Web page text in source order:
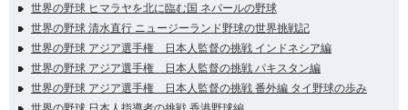
世界の野球 ヒマラヤを北に臨む国 ネパールの野球
世界の野球 清水直行 ニュージーランド野球の世界挑戦記
世界の野球 アジア選手権 日本人監督の挑戦 インドネシア編
世界の野球 アジア選手権 日本人監督の挑戦 パキスタン編
世界の野球 アジア選手権 日本人監督の挑戦 番外編 タイ野球の歩み